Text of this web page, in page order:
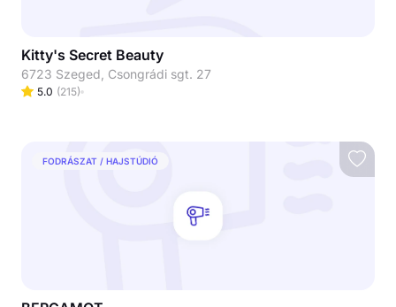
Kitty's Secret Beauty
6723 Szeged, Csongrádi sgt. 27
5.0 (215)
FODRÁSZAT / HAJSTÚDIÓ